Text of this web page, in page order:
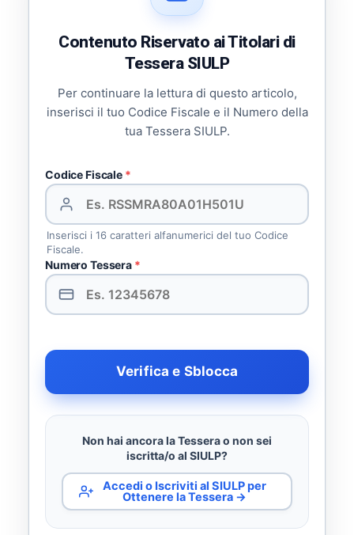
Contenuto Riservato ai Titolari di
Tessera SIULP
Per continuare la lettura di questo articolo,
inserisci il tuo Codice Fiscale e il Numero della
tua Tessera SIULP.
Codice Fiscale *
Inserisci i 16 caratteri alfanumerici del tuo Codice
Fiscale.
Numero Tessera *
Verifica e Sblocca
Non hai ancora la Tessera o non sei
iscritta/o al SIULP?
Accedi o Iscriviti al SIULP per
Ottenere la Tessera →